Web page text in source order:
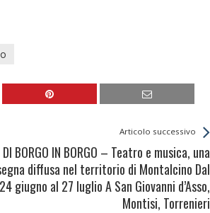
Articolo successivo
DI BORGO IN BORGO – Teatro e musica, una
diffusa nel territorio di Montalcino Dal
24 giugno al 27 luglio A San Giovanni d’Asso,
Montisi, Torrenieri